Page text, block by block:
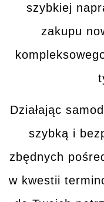
szybkiej
zakupu
Działając
szybką i
zbędnych
w kwestii